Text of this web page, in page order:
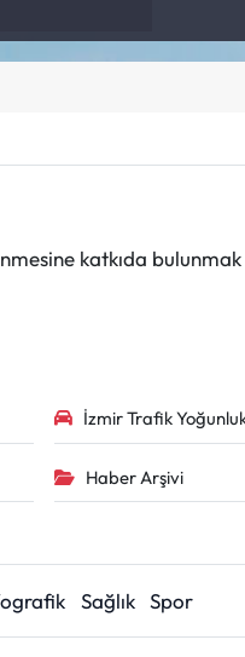
katkıda
İzmir Trafik
Haber Arşivi
Sağlık Spor